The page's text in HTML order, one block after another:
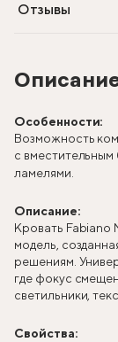
Особенности:
Возможность
с
ламелями.
Описание:
Кровать
модель,
решениям.
где фокус
светильники,
Свойства:
Отзывы